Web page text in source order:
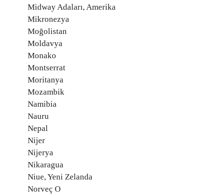
Midway Adaları, Amerika
Mikronezya
Moğolistan
Moldavya
Monako
Montserrat
Moritanya
Mozambik
Namibia
Nauru
Nepal
Nijer
Nijerya
Nikaragua
Niue, Yeni Zelanda
Norveç O